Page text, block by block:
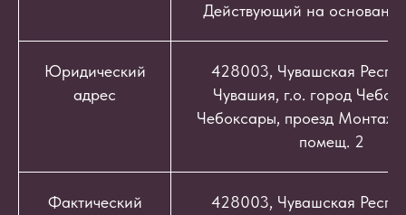
Действующий на
Юридический
адрес
428003, Чувашская
Чувашия, г.о. город
Чебоксары, проезд
помещ. 2
Фактический
428003, Чувашская